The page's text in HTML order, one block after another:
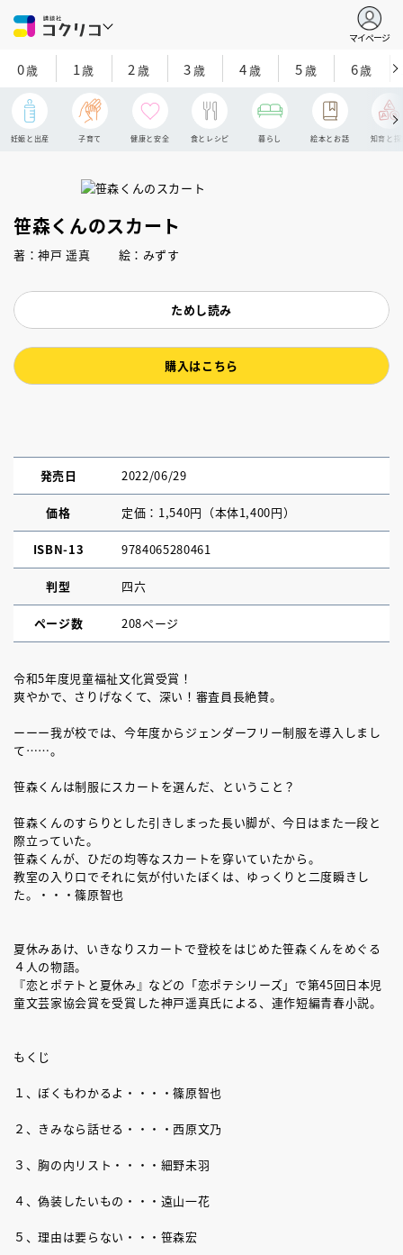
マイページ
0歳 1歳 2 歳 3歳 4歳 5歳 6歳
妊娠と出産 子育て 健康と安全 食とレシピ 暮らし 絵本とお話 知育と探
笹森くんのスカート
著：神戸 遥真 絵：みずす
ためし読み
購入はこちら
発売日 2022/06/29
価格 定価：1,540円（本体1,400円）
ISBN-13 9784065280461
判型 四六
ページ数 208ページ
令和5年度児童福祉文化賞受賞！
爽やかで、さりげなくて、深い！審査員長絶賛。
ーーー我が校では、今年度からジェンダーフリー制服を導入しまし
て……。
笹森くんは制服にスカートを選んだ、ということ？
笹森くんのすらりとした引きしまった長い脚が、今日はまた一段と
際立っていた。
笹森くんが、ひだの均等なスカートを穿いていたから。
教室の入り口でそれに気が付いたぼくは、ゆっくりと二度瞬きし
た。・・・篠原智也
夏休みあけ、いきなりスカートで登校をはじめた笹森くんをめぐる
４人の物語。
『恋とポテトと夏休み』などの「恋ポテシリーズ」で第45回日本児
童文芸家協会賞を受賞した神戸遥真氏による、連作短編青春小説。
もくじ
１、ぼくもわかるよ・・・・篠原智也
２、きみなら話せる・・・・西原文乃
３、胸の内リスト・・・・細野未羽
４、偽装したいもの・・・遠山一花
５、理由は要らない・・・笹森宏